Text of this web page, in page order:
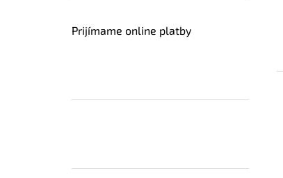
Prijímame online platby